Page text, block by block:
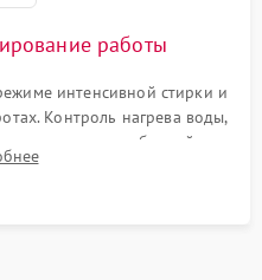
работы
интенсивной стирки и
Контроль нагрева воды,
излишних вибраций,
под корпусом.